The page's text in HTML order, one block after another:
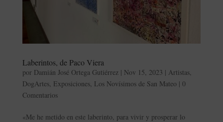
Laberintos, de Paco Viera
por Damián José Ortega Gutiérrez | Nov 15, 2023 | Artistas,
DogArtes, Exposiciones, Los Novísimos de San Mateo| 0
Comentarios
«Me he metido en este laberinto, para vivir y prosperar lo